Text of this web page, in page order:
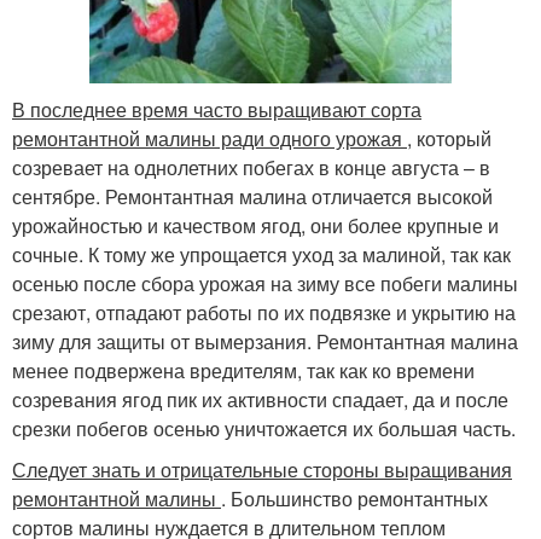
В последнее время часто выращивают сорта
ремонтантной малины ради одного урожая , который
созревает на однолетних побегах в конце августа – в
сентябре. Ремонтантная малина отличается высокой
урожайностью и качеством ягод, они более крупные и
сочные. К тому же упрощается уход за малиной, так как
осенью после сбора урожая на зиму все побеги малины
срезают, отпадают работы по их подвязке и укрытию на
зиму для защиты от вымерзания. Ремонтантная малина
менее подвержена вредителям, так как ко времени
созревания ягод пик их активности спадает, да и после
срезки побегов осенью уничтожается их большая часть.
Следует знать и отрицательные стороны выращивания
ремонтантной малины . Большинство ремонтантных
сортов малины нуждается в длительном теплом